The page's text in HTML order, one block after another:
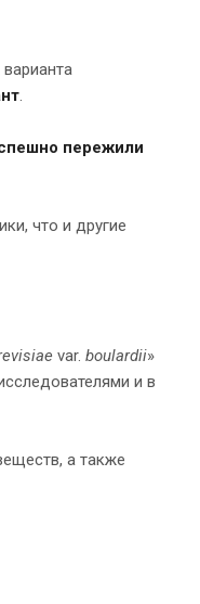
.
пережили
что и другие
var. boulardii»
и в
а также